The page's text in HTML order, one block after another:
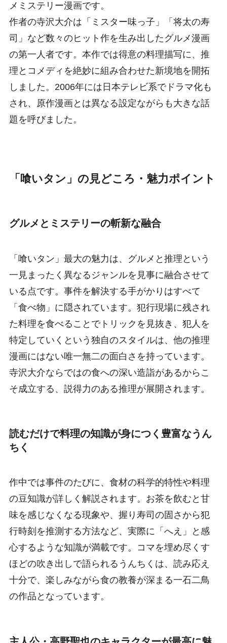
メミステリー漫画です。
作者の寺沢大介は「ミスター味っ子」「将太の寿
司」など数々のヒット作を生み出したグルメ漫画
の第一人者です。本作では得意の料理描写に、推
理とコメディを絶妙に組み合わせた新境地を開拓
しました。2006年には日本テレビ系でドラマ化も
され、原作漫画とは異なる設定ながらも大きな話
題を呼びました。
「喰いタン」の見どころ・魅力ポイント
グルメとミステリーの斬新な融合
「喰いタン」最大の魅力は、グルメと推理という
一見まったく異なるジャンルを見事に融合させて
いる点です。事件を解決する手がかりはすべて
「食べ物」に隠されています。犯行現場に残され
た料理を食べることでトリックを見抜き、犯人を
特定していくという独自のスタイルは、他の推理
漫画にはない唯一無二の面白さを持っています。
寺沢大介ならではの食への深い造詣があるからこ
そ成立する、説得力のある推理が展開されます。
読むだけで料理の知識が身につく豊富なうん
ちく
作中では事件のたびに、食材の科学的特性や料理
の豆知識が詳しく解説されます。お茶を飲むと甘
味を感じなくなる現象や、握り寿司の固さから犯
行時刻を推測する方法など、実際に「へえ」と感
心するような知識が満載です。コマを埋め尽くす
ほどの吹き出しで語られるうんちくは、読み応え
十分で、楽しみながら食の教養が深まる一石二鳥
の作品となっています。